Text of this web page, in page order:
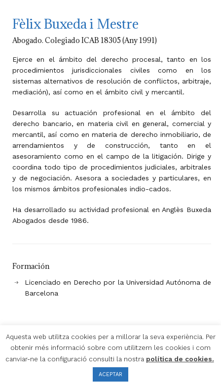
Fèlix Buxeda i Mestre
Abogado. Colegiado ICAB 18305 (Any 1991)
Ejerce en el ámbito del derecho procesal, tanto en los
procedimientos jurisdiccionales civiles como en los
sistemas alternativos de resolución de conflictos, arbitraje,
mediación), así como en el ámbito civil y mercantil.
Desarrolla su actuación profesional en el ámbito del
derecho bancario, en materia civil en general, comercial y
mercantil, así como en materia de derecho inmobiliario, de
arrendamientos y de construcción, tanto en el
asesoramiento como en el campo de la litigación. Dirige y
coordina todo tipo de procedimientos judiciales, arbitrales
y de negociación. Asesora a sociedades y particulares, en
los mismos ámbitos profesionales indio-cados.
Ha desarrollado su actividad profesional en Anglès Buxeda
Abogados desde 1986.
Formación
Licenciado en Derecho por la Universidad Autónoma de
Barcelona
Aviso Legal Política Privacidad Política de Cookies
ABDV LEGAL Y TAX, S.L.P. © 2019
Aquesta web utilitza cookies per a millorar la seva experiència. Per
obtenir més informació sobre com utilitzem les cookies i com
canviar-ne la configuració consulti la nostra política de cookies.
ACEPTAR